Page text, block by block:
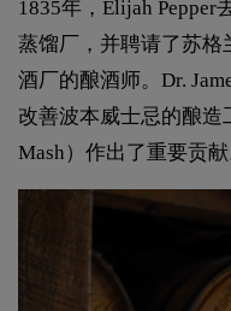
1835年，Elijah Pepper
蒸馏厂，并聘请了苏格
酒厂的酿酒师。Dr.
改善波本威士忌的酿造
Mash）作出了重要贡